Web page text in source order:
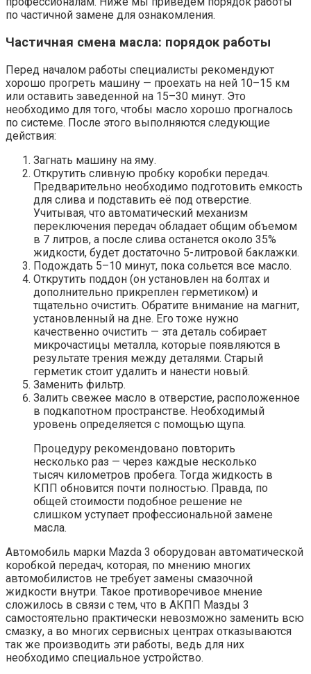
по частичной замене для ознакомления.
Частичная смена масла: порядок работы
Перед началом работы специалисты рекомендуют
хорошо прогреть машину — проехать на ней 10–15 км
или оставить заведенной на 15–30 минут. Это
необходимо для того, чтобы масло хорошо прогналось
по системе. После этого выполняются следующие
действия:
Загнать машину на яму.
Открутить сливную пробку коробки передач.
Предварительно необходимо подготовить емкость
для слива и подставить её под отверстие.
Учитывая, что автоматический механизм
переключения передач обладает общим объемом
в 7 литров, а после слива останется около 35%
жидкости, будет достаточно 5-литровой баклажки.
Подождать 5–10 минут, пока сольется все масло.
Открутить поддон (он установлен на болтах и
дополнительно прикреплен герметиком) и
тщательно очистить. Обратите внимание на магнит,
установленный на дне. Его тоже нужно
качественно очистить — эта деталь собирает
микрочастицы металла, которые появляются в
результате трения между деталями. Старый
герметик стоит удалить и нанести новый.
Заменить фильтр.
Залить свежее масло в отверстие, расположенное
в подкапотном пространстве. Необходимый
уровень определяется с помощью щупа.
Процедуру рекомендовано повторить
несколько раз — через каждые несколько
тысяч километров пробега. Тогда жидкость в
КПП обновится почти полностью. Правда, по
общей стоимости подобное решение не
слишком уступает профессиональной замене
масла.
Автомобиль марки Mazda 3 оборудован автоматической
коробкой передач, которая, по мнению многих
автомобилистов не требует замены смазочной
жидкости внутри. Такое противоречивое мнение
сложилось в связи с тем, что в АКПП Мазды 3
самостоятельно практически невозможно заменить всю
смазку, а во многих сервисных центрах отказываются
так же производить эти работы, ведь для них
необходимо специальное устройство.